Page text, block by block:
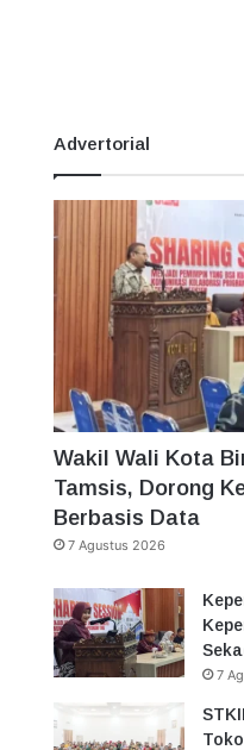
Advertorial
Wakil Wali Kota
Tamsis, Dorong
Berbasis Data
7 Agustus 2026
7